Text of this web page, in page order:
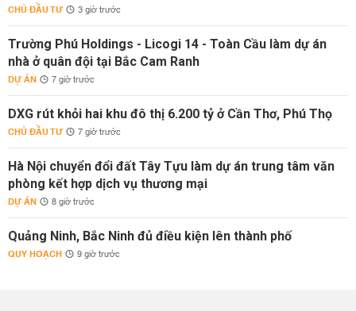
CHỦ ĐẦU TƯ 3 giờ trước
Trường Phú Holdings - Licogi 14 - Toàn Cầu làm dự án
nhà ở quân đội tại Bắc Cam Ranh
DỰ ÁN 7 giờ trước
DXG rút khỏi hai khu đô thị 6.200 tỷ ở Cần Thơ, Phú Thọ
CHỦ ĐẦU TƯ 7 giờ trước
Hà Nội chuyển đổi đất Tây Tựu làm dự án trung tâm văn
phòng kết hợp dịch vụ thương mại
DỰ ÁN 8 giờ trước
Quảng Ninh, Bắc Ninh đủ điều kiện lên thành phố
QUY HOẠCH 9 giờ trước